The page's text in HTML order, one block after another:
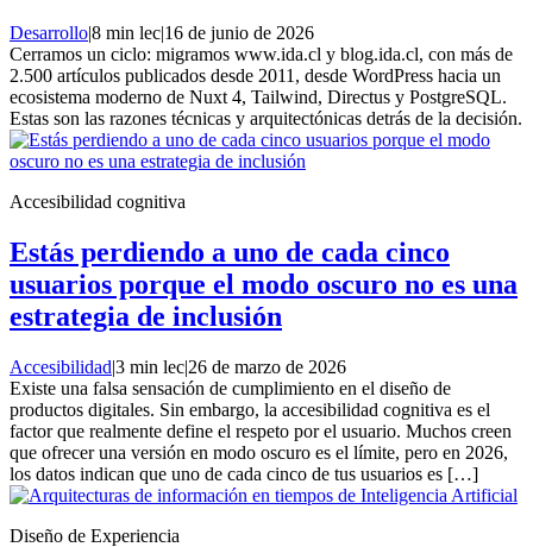
Desarrollo|8 min lec|16 de junio de 2026
Cerramos un ciclo: migramos www.ida.cl y blog.ida.cl, con más de
2.500 artículos publicados desde 2011, desde WordPress hacia un
ecosistema moderno de Nuxt 4, Tailwind, Directus y PostgreSQL.
Estas son las razones técnicas y arquitectónicas detrás de la decisión.
Accesibilidad cognitiva
Estás perdiendo a uno de cada cinco
usuarios porque el modo oscuro no es una
estrategia de inclusión
Accesibilidad|3 min lec|26 de marzo de 2026
Existe una falsa sensación de cumplimiento en el diseño de
productos digitales. Sin embargo, la accesibilidad cognitiva es el
factor que realmente define el respeto por el usuario. Muchos creen
que ofrecer una versión en modo oscuro es el límite, pero en 2026,
los datos indican que uno de cada cinco de tus usuarios es […]
Diseño de Experiencia